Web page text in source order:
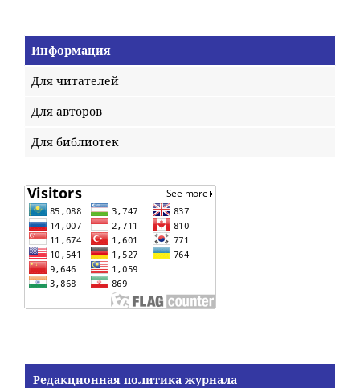
Информация
Для читателей
Для авторов
Для библиотек
Редакционная политика журнала